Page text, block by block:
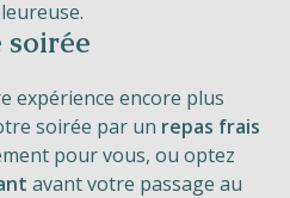
soirée
expérience encore plus
soirée par un repas frais
pour vous, ou optez
avant votre passage au